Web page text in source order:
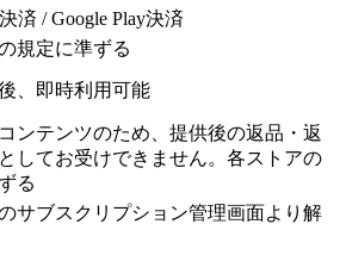
済 / Google Play決済
規定に準ずる
、即時利用可能
ンテンツのため、提供後の返品・返
してお受けできません。各ストアの
る
サブスクリプション管理画面より解